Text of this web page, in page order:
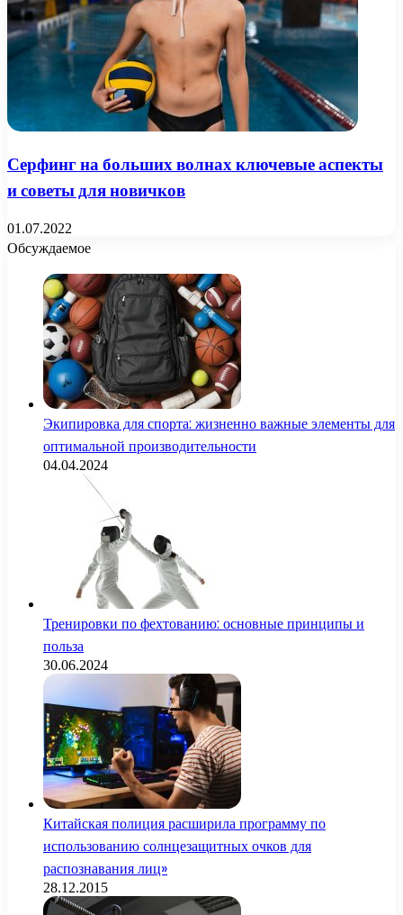
Серфинг на больших волнах ключевые аспекты
и советы для новичков
01.07.2022
Обсуждаемое
Экипировка для спорта: жизненно важные элементы для
оптимальной производительности
04.04.2024
Тренировки по фехтованию: основные принципы и
польза
30.06.2024
Китайская полиция расширила программу по
использованию солнцезащитных очков для
распознавания лиц»
28.12.2015